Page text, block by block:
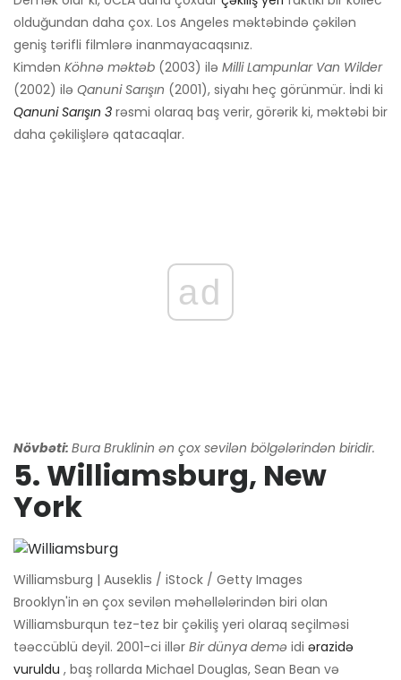
olduğundan daha çox. Los Angeles məktəbində çəkilən
geniş tərifli filmlərə inanmayacaqsınız.
Kimdən Köhnə məktəb (2003) ilə Milli Lampunlar Van Wilder
(2002) ilə Qanuni Sarışın (2001), siyahı heç görünmür. İndi ki
Qanuni Sarışın 3 rəsmi olaraq baş verir, görərik ki, məktəbi bir
daha çəkilişlərə qatacaqlar.
ad
Növbəti: Bura Bruklinin ən çox sevilən bölgələrindən biridir.
5. Williamsburg, New
York
Williamsburg | Auseklis / iStock / Getty Images
Brooklyn'in ən çox sevilən məhəllələrindən biri olan
Williamsburqun tez-tez bir çəkiliş yeri olaraq seçilməsi
təəccüblü deyil. 2001-ci illər Bir dünya demə idi ərazidə
vuruldu , baş rollarda Michael Douglas, Sean Bean və